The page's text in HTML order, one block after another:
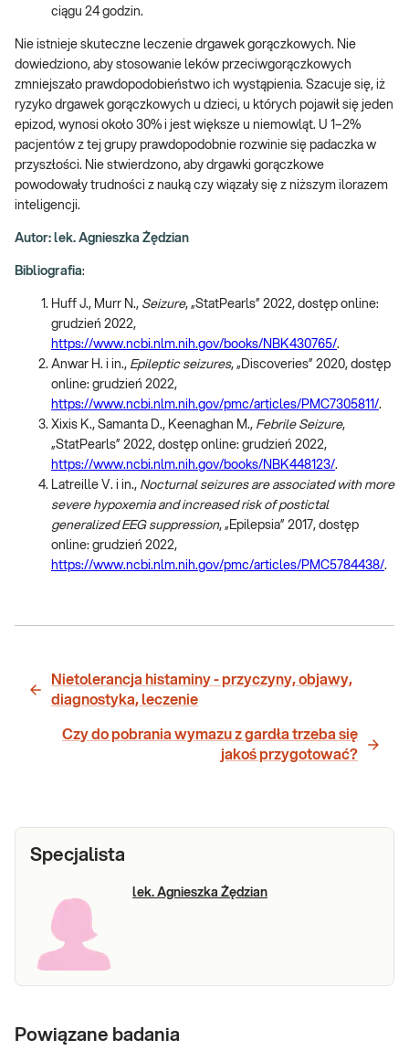
ciągu 24 godzin.
Nie istnieje skuteczne leczenie drgawek gorączkowych. Nie
dowiedziono, aby stosowanie leków przeciwgorączkowych
zmniejszało prawdopodobieństwo ich wystąpienia. Szacuje się, iż
ryzyko drgawek gorączkowych u dzieci, u których pojawił się jeden
epizod, wynosi około 30% i jest większe u niemowląt. U 1–2%
pacjentów z tej grupy prawdopodobnie rozwinie się padaczka w
przyszłości. Nie stwierdzono, aby drgawki gorączkowe
powodowały trudności z nauką czy wiązały się z niższym ilorazem
inteligencji.
Autor: lek. Agnieszka Żędzian
Bibliografia:
Huff J., Murr N., Seizure, „StatPearls” 2022, dostęp online:
grudzień 2022,
https://www.ncbi.nlm.nih.gov/books/NBK430765/.
Anwar H. i in., Epileptic seizures, „Discoveries” 2020, dostęp
online: grudzień 2022,
https://www.ncbi.nlm.nih.gov/pmc/articles/PMC7305811/.
Xixis K., Samanta D., Keenaghan M., Febrile Seizure,
„StatPearls” 2022, dostęp online: grudzień 2022,
https://www.ncbi.nlm.nih.gov/books/NBK448123/.
Latreille V. i in., Nocturnal seizures are associated with more
severe hypoxemia and increased risk of postictal
generalized EEG suppression, „Epilepsia” 2017, dostęp
online: grudzień 2022,
https://www.ncbi.nlm.nih.gov/pmc/articles/PMC5784438/.
Nietolerancja histaminy - przyczyny, objawy,
diagnostyka, leczenie
Czy do pobrania wymazu z gardła trzeba się
jakoś przygotować?
Specjalista
lek. Agnieszka Żędzian
Powiązane badania